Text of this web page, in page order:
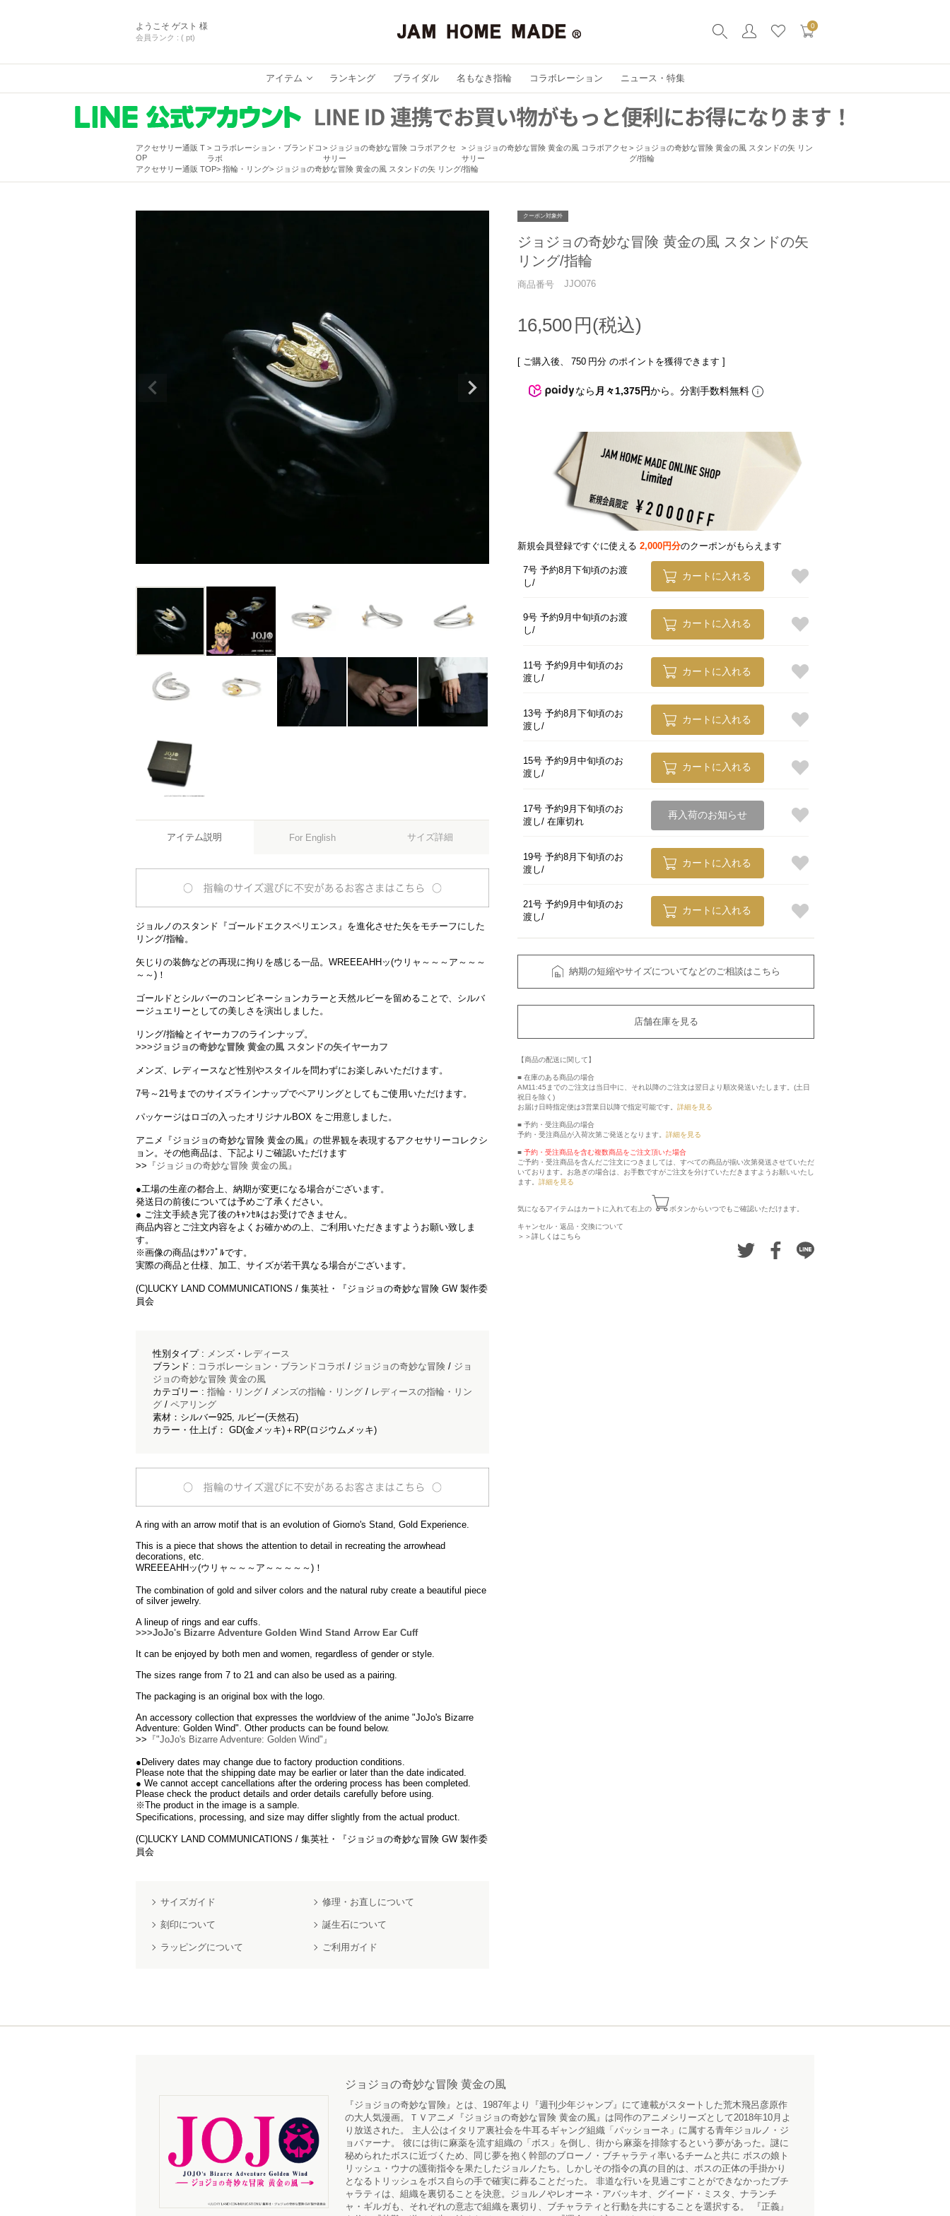
ようこそ ゲスト 様
会員ランク : ( pt)
0
アイテム ランキング ブライダル 名もなき指輪 コラボレーション ニュース・特集
アクセサリー通販 T
OP
コラボレーション・ブランドコ
ラボ
ジョジョの奇妙な冒険 コラボアクセ
サリー
ジョジョの奇妙な冒険 黄金の風 コラボアクセ
サリー
ジョジョの奇妙な冒険 黄金の風 スタンドの矢 リン
グ/指輪
アクセサリー通販 TOP
指輪・リング ジョジョの奇妙な冒険 黄金の風 スタンドの矢 リング/指輪
アイテム説明 For English サイズ詳細
ジョルノのスタンド『ゴールドエクスペリエンス』を進化させた矢をモチーフにした
リング/指輪。
矢じりの装飾などの再現に拘りを感じる一品。WREEEAHHッ(ウリャ～～～ア～～～
～～)！
ゴールドとシルバーのコンビネーションカラーと天然ルビーを留めることで、シルバ
ージュエリーとしての美しさを演出しました。
リング/指輪とイヤーカフのラインナップ。
>>>ジョジョの奇妙な冒険 黄金の風 スタンドの矢イヤーカフ
メンズ、レディースなど性別やスタイルを問わずにお楽しみいただけます。
7号～21号までのサイズラインナップでペアリングとしてもご使用いただけます。
パッケージはロゴの入ったオリジナルBOX をご用意しました。
アニメ『ジョジョの奇妙な冒険 黄金の風』の世界観を表現するアクセサリーコレクシ
ョン。その他商品は、下記よりご確認いただけます
>> 『ジョジョの奇妙な冒険 黄金の風』
●工場の生産の都合上、納期が変更になる場合がございます。
発送日の前後については予めご了承ください。
● ご注文手続き完了後のｷｬﾝｾﾙはお受けできません。
商品内容とご注文内容をよくお確かめの上、ご利用いただきますようお願い致しま
す。
※画像の商品はｻﾝﾌﾟﾙです。
実際の商品と仕様、加工、サイズが若干異なる場合がございます。
(C)LUCKY LAND COMMUNICATIONS / 集英社・『ジョジョの奇妙な冒険 GW 製作委
員会
性別タイプ : メンズ ・ レディース
ブランド : コラボレーション・ブランドコラボ / ジョジョの奇妙な冒険 / ジョ
ジョの奇妙な冒険 黄金の風
カテゴリー : 指輪・リング / メンズの指輪・リング / レディースの指輪・リン
グ / ペアリング
素材：シルバー925, ルビー(天然石)
カラー・仕上げ： GD(金メッキ)＋RP(ロジウムメッキ)
A ring with an arrow motif that is an evolution of Giorno's Stand, Gold Experience.
This is a piece that shows the attention to detail in recreating the arrowhead
decorations, etc.
WREEEAHHッ(ウリャ～～～ア～～～～～)！
The combination of gold and silver colors and the natural ruby ​​create a beautiful piece
of silver jewelry.
A lineup of rings and ear cuffs.
>>>JoJo's Bizarre Adventure Golden Wind Stand Arrow Ear Cuff
It can be enjoyed by both men and women, regardless of gender or style.
The sizes range from 7 to 21 and can also be used as a pairing.
The packaging is an original box with the logo.
An accessory collection that expresses the worldview of the anime "JoJo's Bizarre
Adventure: Golden Wind". Other products can be found below.
>> 『"JoJo's Bizarre Adventure: Golden Wind"』
●Delivery dates may change due to factory production conditions.
Please note that the shipping date may be earlier or later than the date indicated.
● We cannot accept cancellations after the ordering process has been completed.
Please check the product details and order details carefully before using.
※The product in the image is a sample.
Specifications, processing, and size may differ slightly from the actual product.
(C)LUCKY LAND COMMUNICATIONS / 集英社・『ジョジョの奇妙な冒険 GW 製作委
員会
サイズガイド 修理・お直しについて
刻印について 誕生石について
ラッピングについて ご利用ガイド
クーポン対象外
ジョジョの奇妙な冒険 黄金の風 スタンドの矢
リング/指輪
商品番号 JJO076
16,500
[ ご購入後、 750 円分 のポイントを獲得できます ]
なら 月々1,375円から。分割手数料無料
新規会員登録ですぐに使える 2,000円分のクーポンがもらえます
7号 予約8月下旬頃のお渡
し
カートに入れる
9号 予約9月中旬頃のお渡
し
カートに入れる
11号 予約9月中旬頃のお
渡し
カートに入れる
13号 予約8月下旬頃のお
渡し
カートに入れる
15号 予約9月中旬頃のお
渡し
カートに入れる
17号 予約9月下旬頃のお
渡し
在庫切れ
再入荷のお知らせ
19号 予約8月下旬頃のお
渡し
カートに入れる
21号 予約9月中旬頃のお
渡し
カートに入れる
納期の短縮やサイズについてなどのご相談はこちら
店舗在庫を見る
【商品の配送に関して】
■ 在庫のある商品の場合
AM11:45までのご注文は当日中に、それ以降のご注文は翌日より順次発送いたします。(土日
祝日を除く)
お届け日時指定便は3営業日以降で指定可能です。 詳細を見る
■ 予約・受注商品の場合
予約・受注商品が入荷次第ご発送となります。 詳細を見る
■ 予約・受注商品を含む複数商品をご注文頂いた場合
ご予約・受注商品を含んだご注文につきましては、すべての商品が揃い次第発送させていただ
いております。お急ぎの場合は、お手数ですがご注文を分けていただきますようお願いいたし
ます。 詳細を見る
気になるアイテムはカートに入れて右上の ボタンからいつでもご確認いただけます。
キャンセル・返品・交換について
＞＞詳しくはこちら
ジョジョの奇妙な冒険 黄金の風
『ジョジョの奇妙な冒険』とは、1987年より『週刊少年ジャンプ』にて連載がスタートした荒木飛呂彦原作
の大人気漫画。ＴＶアニメ『ジョジョの奇妙な冒険 黄金の風』は同作のアニメシリーズとして2018年10月よ
り放送された。 主人公はイタリア裏社会を牛耳るギャング組織「パッショーネ」に属する青年ジョルノ・ジ
ョバァーナ。 彼には街に麻薬を流す組織の「ボス」を倒し、街から麻薬を排除するという夢があった。謎に
秘められたボスに近づくため、同じ夢を抱く幹部のブローノ・ブチャラティ率いるチームと共に ボスの娘ト
リッシュ・ウナの護衛指令を果たしたジョルノたち。しかしその指令の真の目的は、ボスの正体の手掛かり
となるトリッシュをボス自らの手で確実に葬ることだった。 非道な行いを見過ごすことができなかったブチ
ャラティは、組織を裏切ることを決意。ジョルノやレオーネ・アバッキオ、グイード・ミスタ、ナランチ
ャ・ギルガも、それぞれの意志で組織を裏切り、ブチャラティと行動を共にすることを選択する。 『正義』